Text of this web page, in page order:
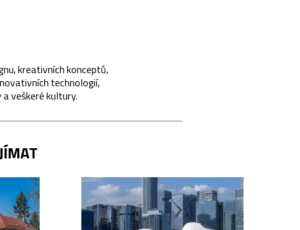
kreativních konceptů,
technologií,
veškeré kultury.